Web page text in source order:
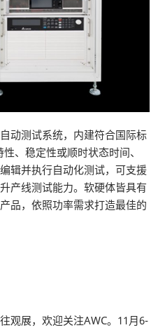
动测试系统，内建符合国际标
、稳定性或顺时状态时间、
辑并执行自动化测试，可支援
产线测试能力。软硬体皆具有
品，依照功率需求打造最佳的
观展，欢迎关注AWC。11月6-